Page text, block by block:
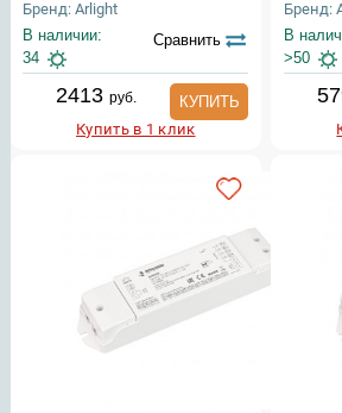
Бренд: Arlight
В наличии:
34
Сравнить
2413руб.
КУПИТЬ
Купить в 1 клик
Бренд:
В
>50